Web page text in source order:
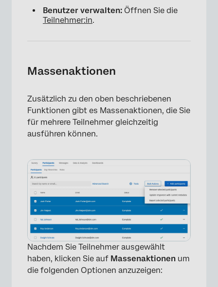
Benutzer verwalten: Öffnen Sie die
Teilnehmer:in.
Massenaktionen
Zusätzlich zu den oben beschriebenen
Funktionen gibt es Massenaktionen, die Sie
für mehrere Teilnehmer gleichzeitig
ausführen können.
Nachdem Sie Teilnehmer ausgewählt
haben, klicken Sie auf Massenaktionen um
die folgenden Optionen anzuzeigen: